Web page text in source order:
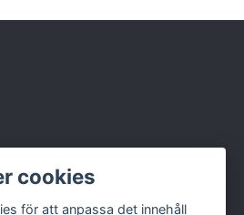
cookies
för att anpassa det innehåll